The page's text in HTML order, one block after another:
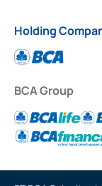
Holding
BCA Group